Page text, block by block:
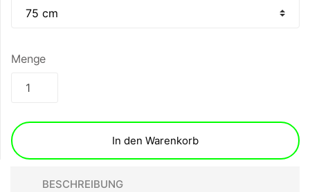
Menge
In den Warenkorb
BESCHREIBUNG